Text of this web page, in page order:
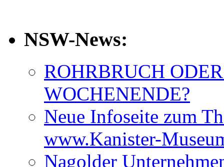
NSW-News:
ROHRBRUCH
WOCHENENDE?
Neue Infoseite zum
www.Kanister-
Nagolder